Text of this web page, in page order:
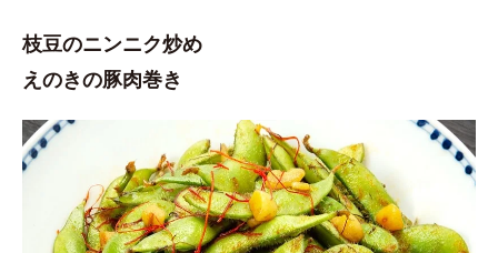
枝豆のニンニク炒め
えのきの豚肉巻き